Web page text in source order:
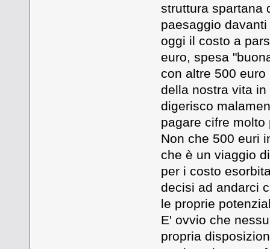
struttura spartana
paesaggio
oggi il costo a
euro, spesa
con altre 500
della nostra vita
digerisco
pagare cifre molto
Non che 500 euri
che è un viaggio
per i costo
decisi ad andarci
le proprie
E' ovvio che
propria